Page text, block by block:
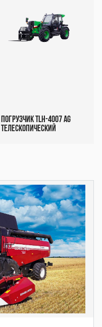
Погрузчик TLH-4007 AG
Телескопический